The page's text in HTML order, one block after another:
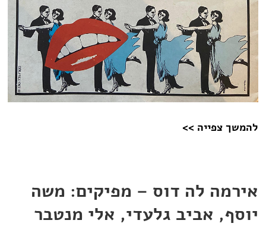
להמשך צפייה >>
אירמה לה דוס – מפיקים: משה
יוסף, אביב גלעדי, אלי מנטבר